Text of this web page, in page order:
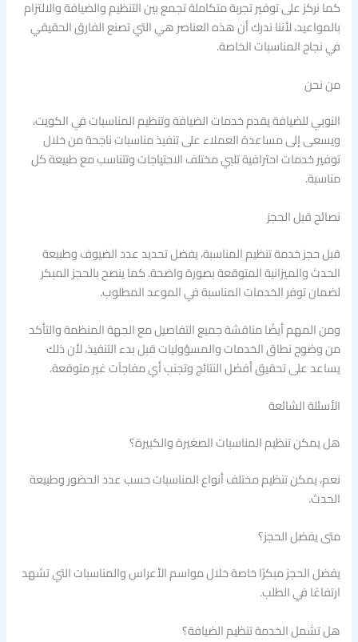
كما نركز على توفير تجربة متكاملة تجمع بين التنظيم والضيافة والالتزام
بالمواعيد، لأننا ندرك أن هذه العناصر هي التي تصنع الفارق الحقيقي
في نجاح المناسبات الخاصة.
من نحن
النوبي للضيافة يقدم خدمات الضيافة وتنظيم المناسبات في الكويت،
ويسعى إلى مساعدة العملاء على تنفيذ مناسبات ناجحة من خلال
توفير خدمات احترافية تلبي مختلف الاحتياجات وتتناسب مع طبيعة كل
مناسبة.
نصائح قبل الحجز
قبل حجز خدمة تنظيم المناسبة، يفضل تحديد عدد الضيوف وطبيعة
الحدث والميزانية المتوقعة بصورة واضحة. كما ينصح بالحجز المبكر
لضمان توفر الخدمات المناسبة في الموعد المطلوب.
ومن المهم أيضًا مناقشة جميع التفاصيل مع الجهة المنظمة والتأكد
من وضوح نطاق الخدمات والمسؤوليات قبل بدء التنفيذ، لأن ذلك
يساعد على تحقيق أفضل النتائج وتجنب أي مفاجآت غير متوقعة.
الأسئلة الشائعة
هل يمكن تنظيم المناسبات الصغيرة والكبيرة؟
نعم، يمكن تنظيم مختلف أنواع المناسبات حسب عدد الحضور وطبيعة
الحدث.
متى يفضل الحجز؟
يفضل الحجز مبكرًا خاصة خلال مواسم الأعراس والمناسبات التي تشهد
ارتفاعًا في الطلب.
هل تشمل الخدمة تنظيم الضيافة؟